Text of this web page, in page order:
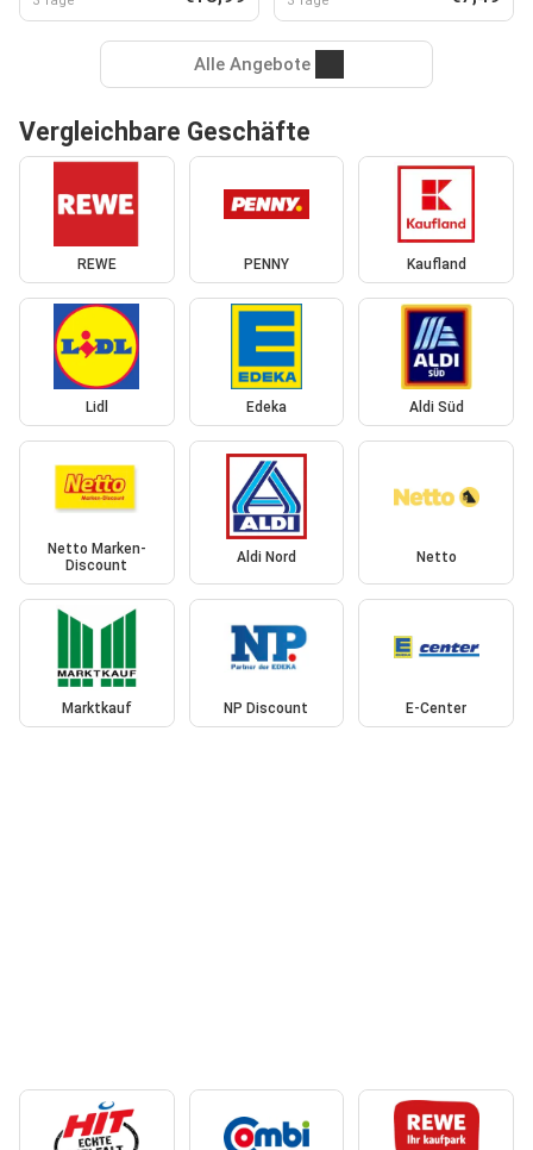
Alle Angebote
Vergleichbare Geschäfte
REWE PENNY Kaufland
Lidl Edeka Aldi Süd
Netto Marken-
Discount
Aldi Nord Netto
Marktkauf NP Discount E-Center